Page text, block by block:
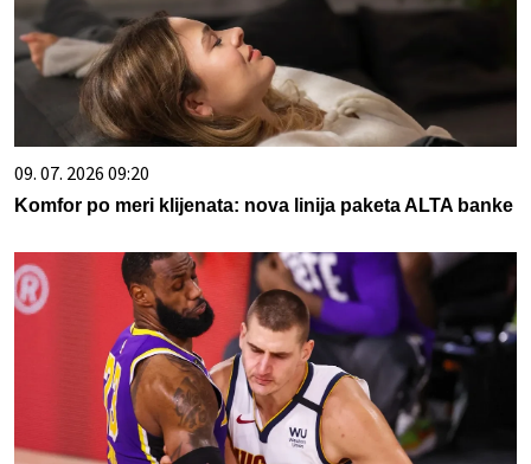
09. 07. 2026 09:20
Komfor po meri klijenata: nova linija paketa ALTA banke